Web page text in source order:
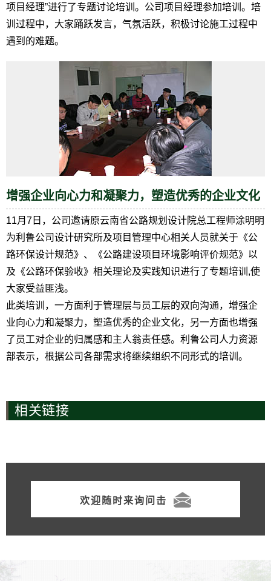
项目经理”进行了专题讨论培训。公司项目经理参加培训。培
训过程中，大家踊跃发言，气氛活跃，积极讨论施工过程中
遇到的难题。
增强企业向心力和凝聚力，塑造优秀的企业文化
11月7日，公司邀请原云南省公路规划设计院总工程师涂明明
为利鲁公司设计研究所及项目管理中心相关人员就关于《公
路环保设计规范》、《公路建设项目环境影响评价规范》以
及《公路环保验收》相关理论及实践知识进行了专题培训,使
大家受益匪浅。
此类培训，一方面利于管理层与员工层的双向沟通，增强企
业向心力和凝聚力，塑造优秀的企业文化，另一方面也增强
了员工对企业的归属感和主人翁责任感。利鲁公司人力资源
部表示，根据公司各部需求将继续组织不同形式的培训。
相关链接
欢迎随时来询问击